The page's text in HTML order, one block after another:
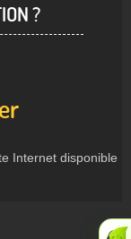
?
Internet disponible